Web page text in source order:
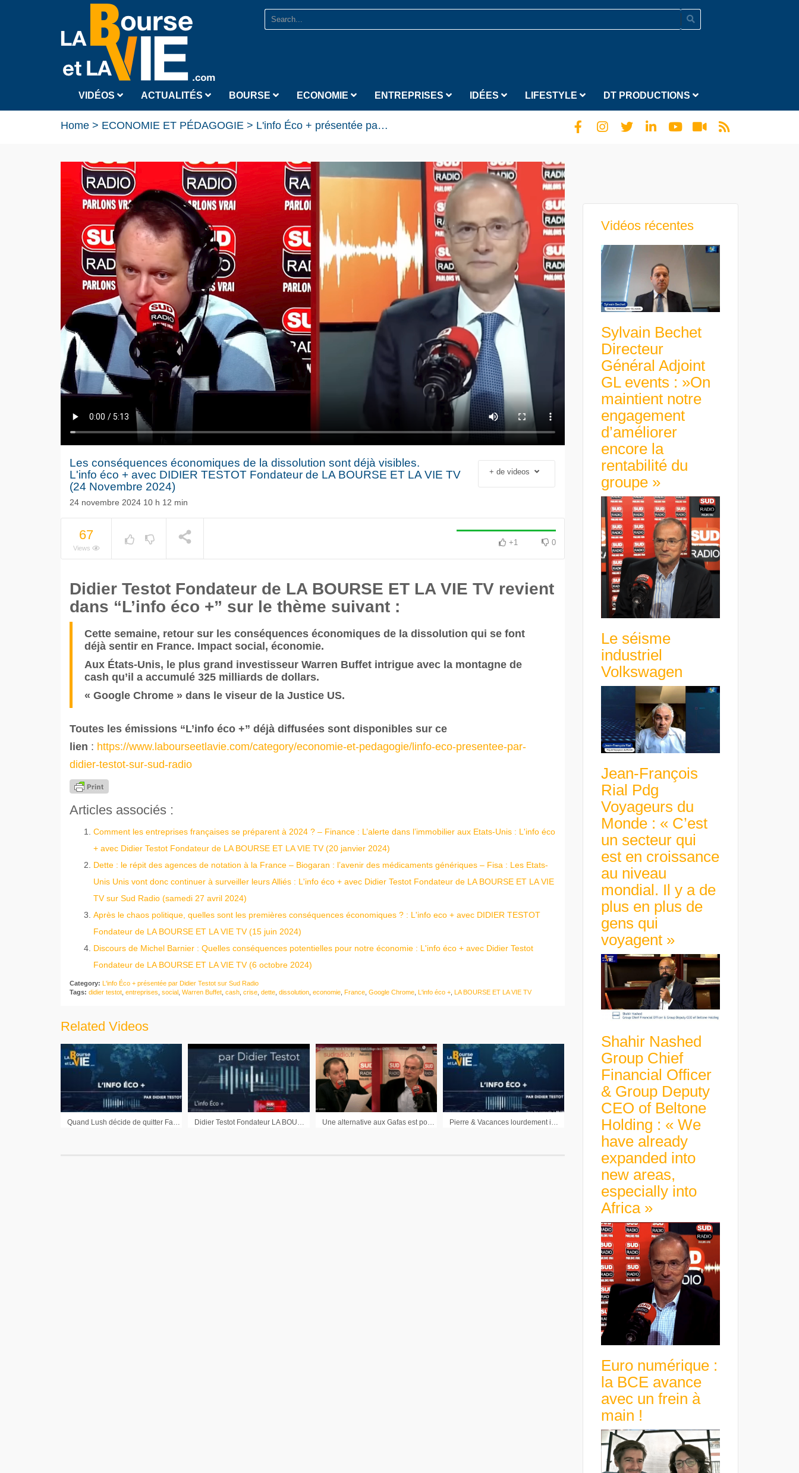
VIDÉOS ACTUALITÉS BOURSE ECONOMIE ENTREPRISES IDÉES LIFESTYLE DT PRODUCTIONS
Home > ECONOMIE ET PÉDAGOGIE > L'info Éco + présentée par Didier Testot sur Sud Radio
Lecteur vidéo
NOW PLAYING
Euro numérique : la BCE
avance avec un frein à main !
Les conséquences économiques de la dissolution sont déjà visibles.
L'info éco + avec DIDIER TESTOT Fondateur de LA BOURSE ET LA VIE TV
(24 Novembre 2024)
24 novembre 2024 10 h 12 min
+ de videos
67
Views
+1 0
Didier Testot Fondateur de LA BOURSE ET LA VIE TV revient
dans “L’info éco +” sur le thème suivant :
Cette semaine, retour sur les conséquences économiques de la dissolution qui se font
déjà sentir en France. Impact social, économie.
Aux États-Unis, le plus grand investisseur Warren Buffet intrigue avec la montagne de
cash qu’il a accumulé 325 milliards de dollars.
« Google Chrome » dans le viseur de la Justice US.
Toutes les émissions “L’info éco +” déjà diffusées sont disponibles sur ce
lien : https://www.labourseetlavie.com/category/economie-et-pedagogie/linfo-eco-presentee-par-
didier-testot-sur-sud-radio
Articles associés :
Comment les entreprises françaises se préparent à 2024 ? – Finance : L’alerte dans l’immobilier aux Etats-Unis : L'info éco
+ avec Didier Testot Fondateur de LA BOURSE ET LA VIE TV (20 janvier 2024)
Dette : le répit des agences de notation à la France – Biogaran : l’avenir des médicaments génériques – Fisa : Les Etats-
Unis Unis vont donc continuer à surveiller leurs Alliés : L'info éco + avec Didier Testot Fondateur de LA BOURSE ET LA VIE
TV sur Sud Radio (samedi 27 avril 2024)
Après le chaos politique, quelles sont les premières conséquences économiques ? : L'info eco + avec DIDIER TESTOT
Fondateur de LA BOURSE ET LA VIE TV (15 juin 2024)
Discours de Michel Barnier : Quelles conséquences potentielles pour notre économie : L'info éco + avec Didier Testot
Fondateur de LA BOURSE ET LA VIE TV (6 octobre 2024)
Category: L'info Éco + présentée par Didier Testot sur Sud Radio
Tags: didier testot entreprises social Warren Buffet cash crise dette dissolution economie France Google Chrome L'info éco + LA BOURSE ET LA VIE TV
Related Videos
Une alternative aux Gafas est possible – Eco : Le monde d’après est bien agité – Les cryptos s’incrustent dans la Finance et les entreprises
Vidéos récentes
Sylvain Bechet
Directeur
Général Adjoint
GL events : »On
maintient notre
engagement
d’améliorer
encore la
rentabilité du
groupe »
Le séisme
industriel
Volkswagen
Jean-François
Rial Pdg
Voyageurs du
Monde : « C’est
un secteur qui
est en croissance
au niveau
mondial. Il y a de
plus en plus de
gens qui
voyagent »
Shahir Nashed
Group Chief
Financial Officer
& Group Deputy
CEO of Beltone
Holding : « We
have already
expanded into
new areas,
especially into
Africa »
Euro numérique :
la BCE avance
avec un frein à
main !